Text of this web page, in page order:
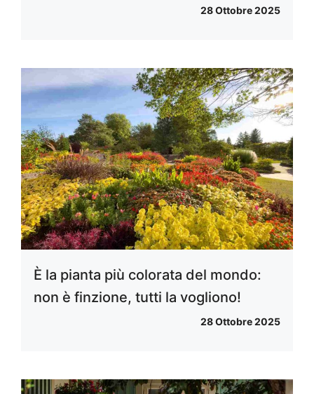
28 Ottobre 2025
È la pianta più colorata del mondo:
non è finzione, tutti la vogliono!
28 Ottobre 2025